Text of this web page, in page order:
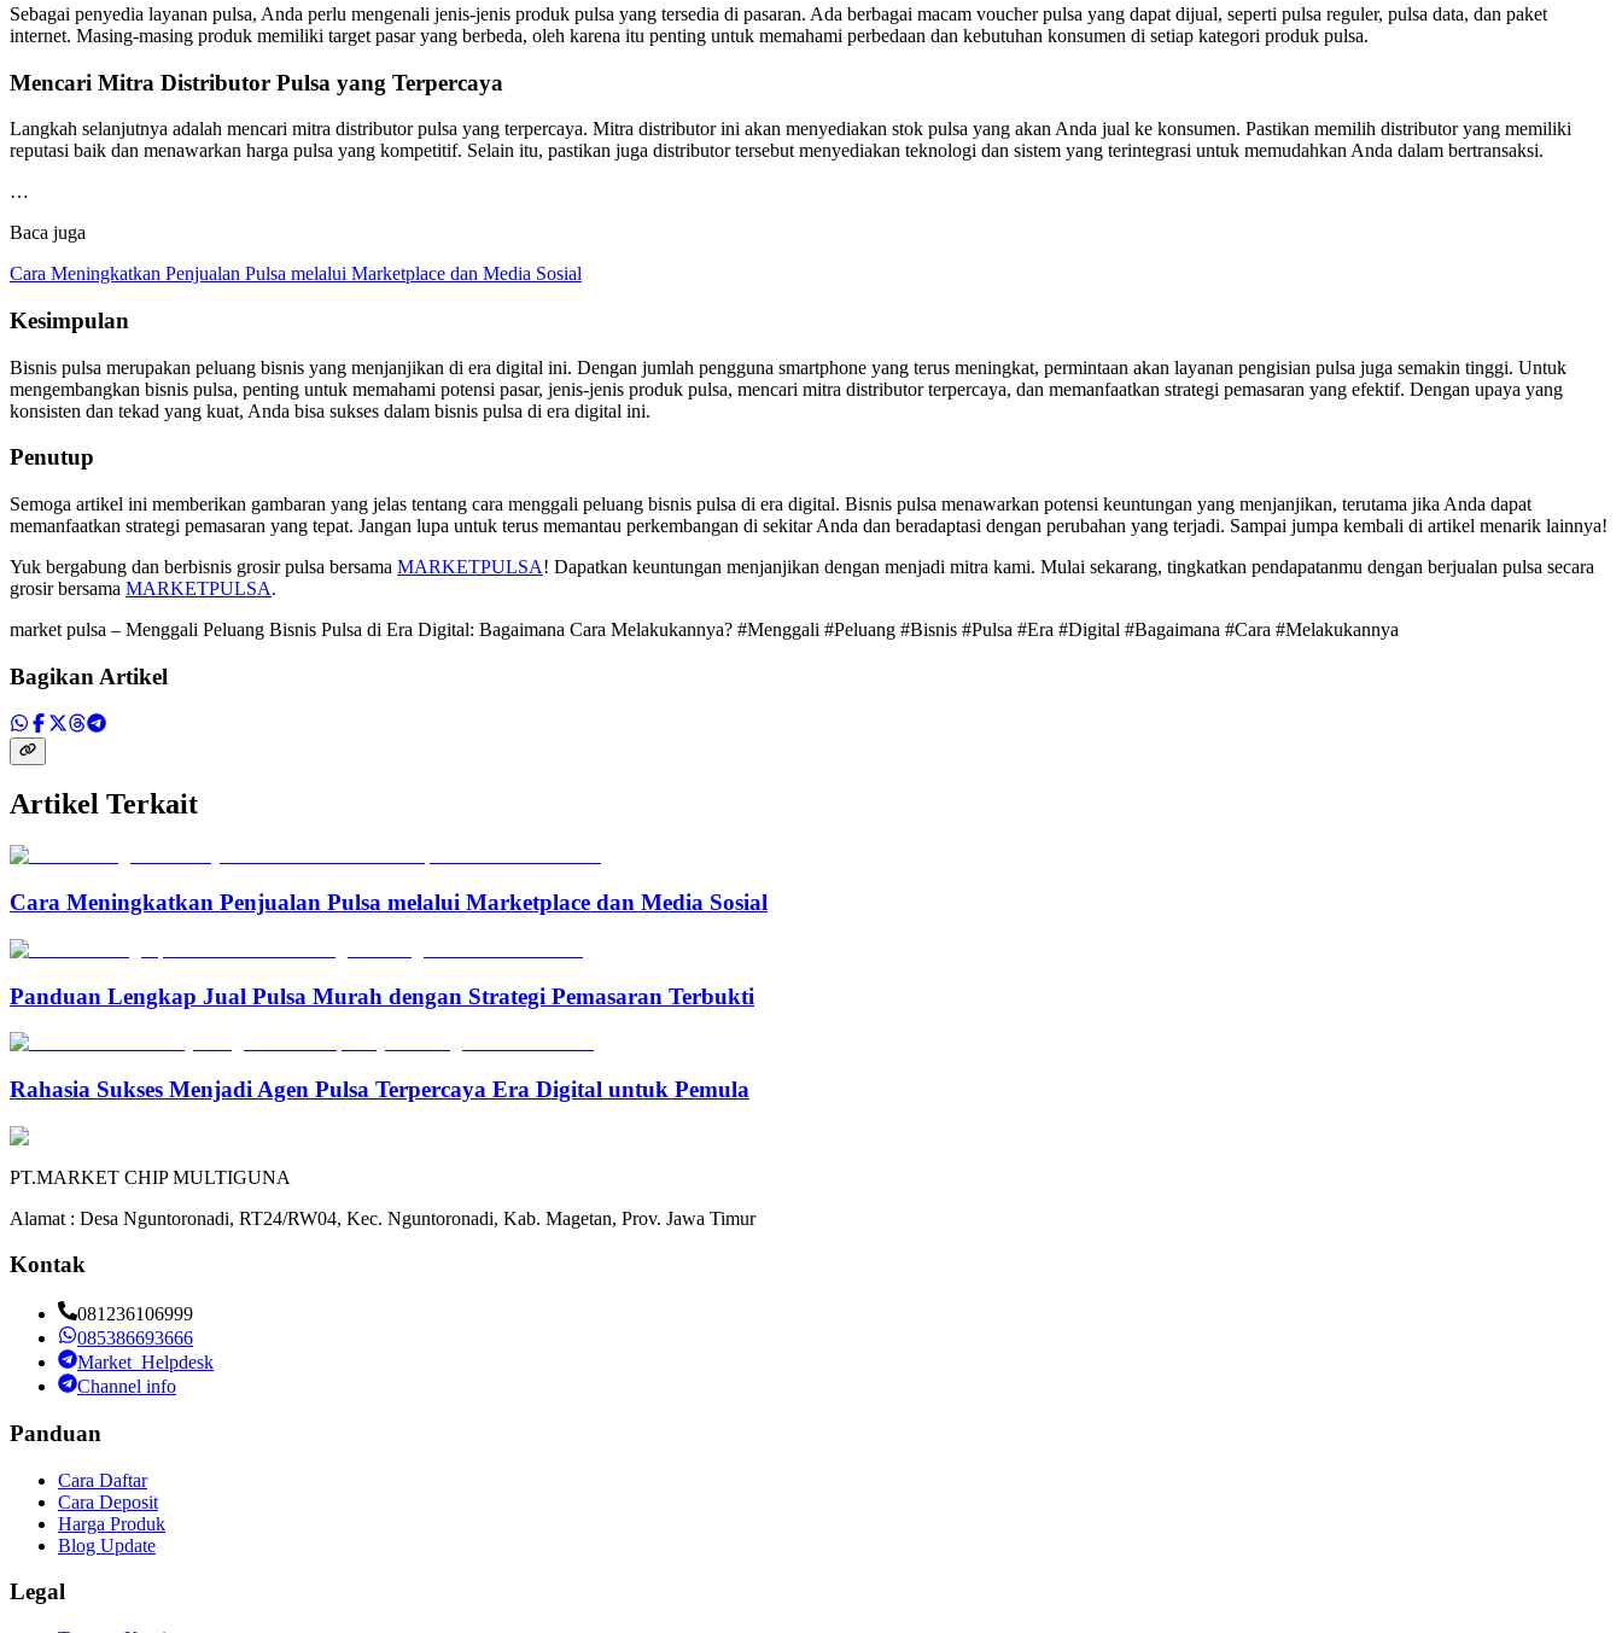
Sebagai penyedia layanan pulsa, Anda perlu mengenali jenis-jenis produk pulsa yang tersedia di pasaran. Ada berbagai macam voucher pulsa yang dapat dijual, seperti pulsa reguler, pulsa data, dan paket
internet. Masing-masing produk memiliki target pasar yang berbeda, oleh karena itu penting untuk memahami perbedaan dan kebutuhan konsumen di setiap kategori produk pulsa.
Mencari Mitra Distributor Pulsa yang Terpercaya
Langkah selanjutnya adalah mencari mitra distributor pulsa yang terpercaya. Mitra distributor ini akan menyediakan stok pulsa yang akan Anda jual ke konsumen. Pastikan memilih distributor yang memiliki
reputasi baik dan menawarkan harga pulsa yang kompetitif. Selain itu, pastikan juga distributor tersebut menyediakan teknologi dan sistem yang terintegrasi untuk memudahkan Anda dalam bertransaksi.
…
Baca juga
Cara Meningkatkan Penjualan Pulsa melalui Marketplace dan Media Sosial
Kesimpulan
Bisnis pulsa merupakan peluang bisnis yang menjanjikan di era digital ini. Dengan jumlah pengguna smartphone yang terus meningkat, permintaan akan layanan pengisian pulsa juga semakin tinggi. Untuk
mengembangkan bisnis pulsa, penting untuk memahami potensi pasar, jenis-jenis produk pulsa, mencari mitra distributor terpercaya, dan memanfaatkan strategi pemasaran yang efektif. Dengan upaya yang
konsisten dan tekad yang kuat, Anda bisa sukses dalam bisnis pulsa di era digital ini.
Penutup
Semoga artikel ini memberikan gambaran yang jelas tentang cara menggali peluang bisnis pulsa di era digital. Bisnis pulsa menawarkan potensi keuntungan yang menjanjikan, terutama jika Anda dapat
memanfaatkan strategi pemasaran yang tepat. Jangan lupa untuk terus memantau perkembangan di sekitar Anda dan beradaptasi dengan perubahan yang terjadi. Sampai jumpa kembali di artikel menarik lainnya!
Yuk bergabung dan berbisnis grosir pulsa bersama MARKETPULSA! Dapatkan keuntungan menjanjikan dengan menjadi mitra kami. Mulai sekarang, tingkatkan pendapatanmu dengan berjualan pulsa secara
grosir bersama MARKETPULSA.
market pulsa – Menggali Peluang Bisnis Pulsa di Era Digital: Bagaimana Cara Melakukannya? #Menggali #Peluang #Bisnis #Pulsa #Era #Digital #Bagaimana #Cara #Melakukannya
Bagikan Artikel
Artikel Terkait
Cara Meningkatkan Penjualan Pulsa melalui Marketplace dan Media Sosial
Panduan Lengkap Jual Pulsa Murah dengan Strategi Pemasaran Terbukti
Rahasia Sukses Menjadi Agen Pulsa Terpercaya Era Digital untuk Pemula
PT.MARKET CHIP MULTIGUNA
Alamat : Desa Nguntoronadi, RT24/RW04, Kec. Nguntoronadi, Kab. Magetan, Prov. Jawa Timur
Kontak
081236106999
085386693666
Market_Helpdesk
Channel info
Panduan
Cara Daftar
Cara Deposit
Harga Produk
Blog Update
Legal